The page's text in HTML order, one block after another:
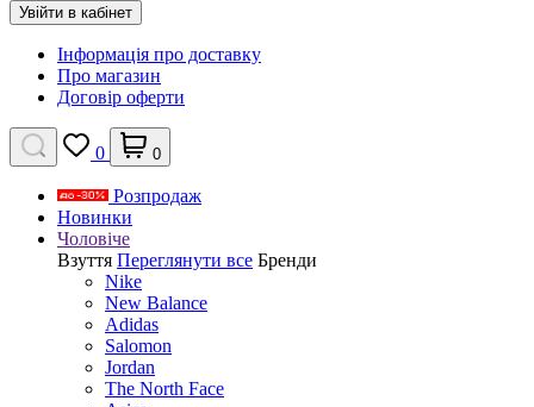
Увійти в кабінет
Інформація про доставку
Про магазин
Договір оферти
0 0
Розпродаж
Новинки
Чоловіче
Взуття Переглянути все Бренди
Nike
New Balance
Adidas
Salomon
Jordan
The North Face